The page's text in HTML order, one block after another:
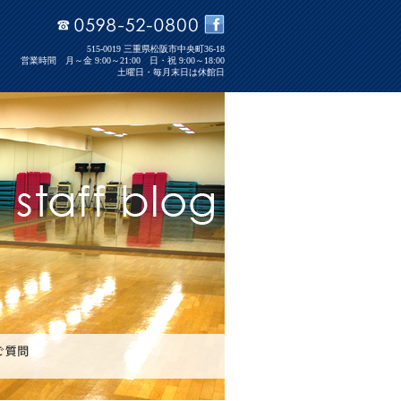
515-0019 三重県松阪市中央町36-18
営業時間 月～金 9:00～21:00 日・祝 9:00～18:00
土曜日・毎月末日は休館日